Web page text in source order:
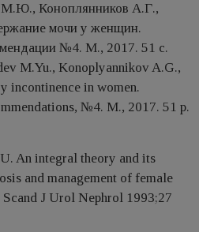
М.Ю., Коноплянников А.Г.,
мочи у женщин.
№4. М., 2017. 51 с.
M.Yu., Konoplyannikov A.G.,
incontinence in women.
№4. M., 2017. 51 p.
An integral theory and its
and management of female
J Urol Nephrol 1993;27